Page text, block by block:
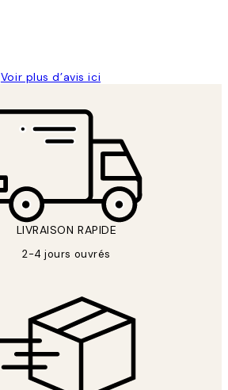
Voir plus d’avis ici
LIVRAISON RAPIDE
2-4 jours ouvrés